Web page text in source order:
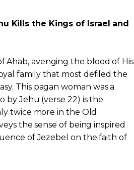
Kills the Kings of Israel and
Ahab, avenging the blood of His
family that most defiled the
This pagan woman was a
by Jehu (verse 22) is the
twice more in the Old
the sense of being inspired
of Jezebel on the faith of